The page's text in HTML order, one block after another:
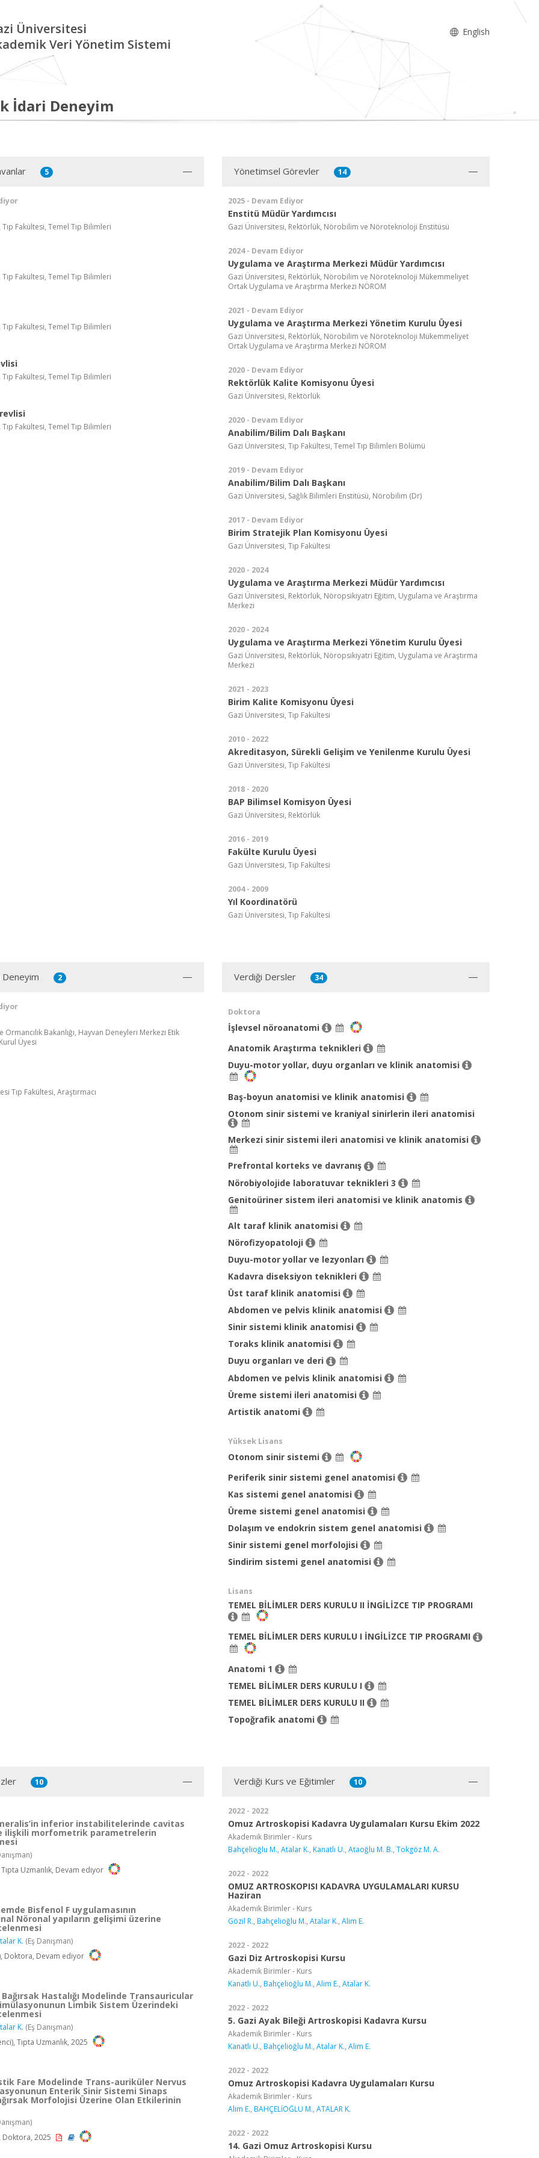
Üniversitesi
Veri Yönetim Sistemi
English
İdari Deneyim
5
Fakültesi, Temel Tıp Bilimleri
Fakültesi, Temel Tıp Bilimleri
Fakültesi, Temel Tıp Bilimleri
Fakültesi, Temel Tıp Bilimleri
Fakültesi, Temel Tıp Bilimleri
Yönetimsel Görevler 14
2025 - Devam Ediyor
Enstitü Müdür Yardımcısı
Gazi Üniversitesi, Rektörlük, Nörobilim ve Nöroteknoloji Enstitüsü
2024 - Devam Ediyor
Uygulama ve Araştırma Merkezi Müdür Yardımcısı
Gazi Üniversitesi, Rektörlük, Nörobilim ve Nöroteknoloji Mükemmeliyet
Ortak Uygulama ve Araştırma Merkezi NÖROM
2021 - Devam Ediyor
Uygulama ve Araştırma Merkezi Yönetim Kurulu Üyesi
Gazi Üniversitesi, Rektörlük, Nörobilim ve Nöroteknoloji Mükemmeliyet
Ortak Uygulama ve Araştırma Merkezi NÖROM
2020 - Devam Ediyor
Rektörlük Kalite Komisyonu Üyesi
Gazi Üniversitesi, Rektörlük
2020 - Devam Ediyor
Anabilim/Bilim Dalı Başkanı
Gazi Üniversitesi, Tıp Fakültesi, Temel Tıp Bilimleri Bölümü
2019 - Devam Ediyor
Anabilim/Bilim Dalı Başkanı
Gazi Üniversitesi, Sağlık Bilimleri Enstitüsü, Nörobilim (Dr)
2017 - Devam Ediyor
Birim Stratejik Plan Komisyonu Üyesi
Gazi Üniversitesi, Tıp Fakültesi
2020 - 2024
Uygulama ve Araştırma Merkezi Müdür Yardımcısı
Gazi Üniversitesi, Rektörlük, Nöropsikiyatri Eğitim, Uygulama ve Araştırma
Merkezi
2020 - 2024
Uygulama ve Araştırma Merkezi Yönetim Kurulu Üyesi
Gazi Üniversitesi, Rektörlük, Nöropsikiyatri Eğitim, Uygulama ve Araştırma
Merkezi
2021 - 2023
Birim Kalite Komisyonu Üyesi
Gazi Üniversitesi, Tıp Fakültesi
2010 - 2022
Akreditasyon, Sürekli Gelişim ve Yenilenme Kurulu Üyesi
Gazi Üniversitesi, Tıp Fakültesi
2018 - 2020
BAP Bilimsel Komisyon Üyesi
Gazi Üniversitesi, Rektörlük
2016 - 2019
Fakülte Kurulu Üyesi
Gazi Üniversitesi, Tıp Fakültesi
2004 - 2009
Yıl Koordinatörü
Gazi Üniversitesi, Tıp Fakültesi
Deneyim 2
Ormancılık Bakanlığı, Hayvan Deneyleri Merkezi Etik
Üyesi
Tıp Fakültesi, Araştırmacı
Verdiği Dersler 34
Doktora
İşlevsel nöroanatomi
Anatomik Araştırma teknikleri
Duyu-motor yollar, duyu organları ve klinik anatomisi
Baş-boyun anatomisi ve klinik anatomisi
Otonom sinir sistemi ve kraniyal sinirlerin ileri anatomisi
Merkezi sinir sistemi ileri anatomisi ve klinik anatomisi
Prefrontal korteks ve davranış
Nörobiyolojide laboratuvar teknikleri 3
Genitoüriner sistem ileri anatomisi ve klinik anatomis
Alt taraf klinik anatomisi
Nörofizyopatoloji
Duyu-motor yollar ve lezyonları
Kadavra diseksiyon teknikleri
Üst taraf klinik anatomisi
Abdomen ve pelvis klinik anatomisi
Sinir sistemi klinik anatomisi
Toraks klinik anatomisi
Duyu organları ve deri
Abdomen ve pelvis klinik anatomisi
Üreme sistemi ileri anatomisi
Artistik anatomi
Yüksek Lisans
Otonom sinir sistemi
Periferik sinir sistemi genel anatomisi
Kas sistemi genel anatomisi
Üreme sistemi genel anatomisi
Dolaşım ve endokrin sistem genel anatomisi
Sinir sistemi genel morfolojisi
Sindirim sistemi genel anatomisi
Lisans
TEMEL BİLİMLER DERS KURULU II İNGİLİZCE TIP PROGRAMI
TEMEL BİLİMLER DERS KURULU I İNGİLİZCE TIP PROGRAMI
Anatomi 1
TEMEL BİLİMLER DERS KURULU I
TEMEL BİLİMLER DERS KURULU II
Topoğrafik anatomi
10
inferior instabilitelerinde cavitas
ilişkili morfometrik parametrelerin
Uzmanlık, Devam ediyor
Bisfenol F uygulamasının
Nöronal yapıların gelişimi üzerine
K. (Eş Danışman)
Doktora, Devam ediyor
Hastalığı Modelinde Transauricular
Limbik Sistem Üzerindeki
K. (Eş Danışman)
Tıpta Uzmanlık, 2025
Fare Modelinde Trans-auriküler Nervus
Enterik Sinir Sistemi Sinaps
Morfolojisi Üzerine Olan Etkilerinin
Doktora, 2025
Verdiği Kurs ve Eğitimler 10
2022 - 2022
Omuz Artroskopisi Kadavra Uygulamaları Kursu Ekim 2022
Akademik Birimler - Kurs
Bahçelioğlu M., Atalar K., Kanatlı U., Ataoğlu M. B., Tokgöz M. A.
2022 - 2022
OMUZ ARTROSKOPISI KADAVRA UYGULAMALARI KURSU
Haziran
Akademik Birimler - Kurs
Gözil R., Bahçelioğlu M., Atalar K., Alim E.
2022 - 2022
Gazi Diz Artroskopisi Kursu
Akademik Birimler - Kurs
Kanatlı U., Bahçelioğlu M., Alim E., Atalar K.
2022 - 2022
5. Gazi Ayak Bileği Artroskopisi Kadavra Kursu
Akademik Birimler - Kurs
Kanatlı U., Bahçelioğlu M., Atalar K., Alim E.
2022 - 2022
Omuz Artroskopisi Kadavra Uygulamaları Kursu
Akademik Birimler - Kurs
Alim E., BAHÇELİOĞLU M., ATALAR K.
2022 - 2022
14. Gazi Omuz Artroskopisi Kursu